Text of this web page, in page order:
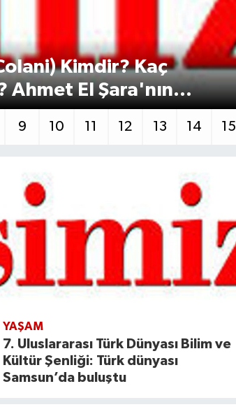
Kimdir? Kaç
Ahmet El Şara'nın
9 10 11 12 13 14 15
YAŞAM
7. Uluslararası Türk Dünyası Bilim ve
Kültür Şenliği: Türk dünyası
Samsun’da buluştu